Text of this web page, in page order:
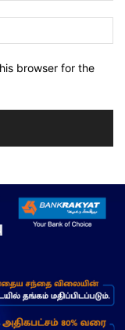
browser for the